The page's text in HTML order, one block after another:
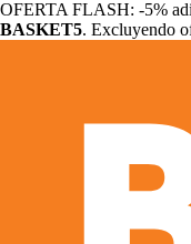
OFERTA FLASH: -5%
BASKET5. Excluyendo